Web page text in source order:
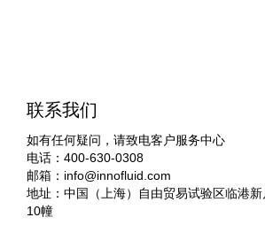
联系我们
如有任何疑问，请致电客户服务中心
电话：400-630-0308
邮箱： info@innofluid.com
地址：中国（上海）自由贸易试验区临港
10幢